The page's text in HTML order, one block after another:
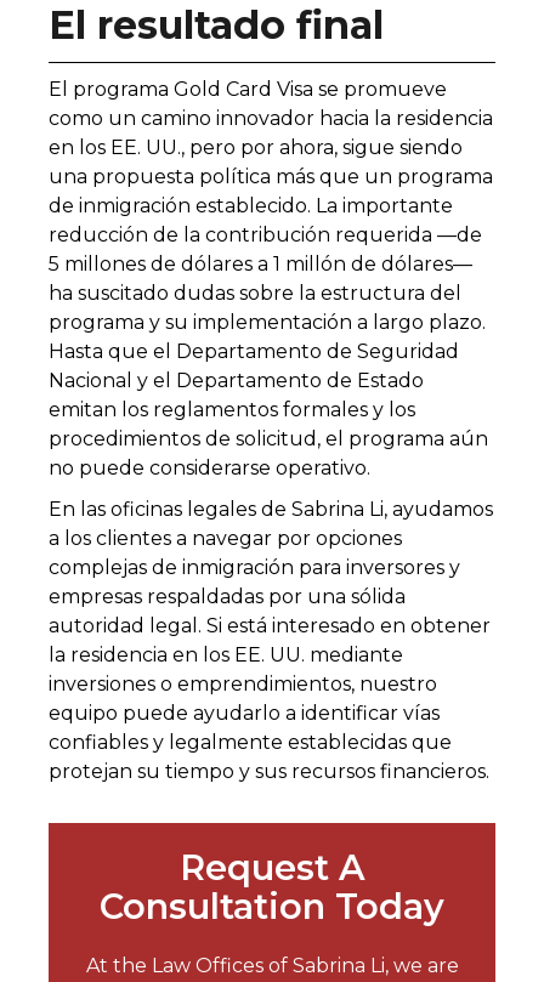
El resultado final
El programa Gold Card Visa se promueve
como un camino innovador hacia la residencia
en los EE. UU., pero por ahora, sigue siendo
una propuesta política más que un programa
de inmigración establecido. La importante
reducción de la contribución requerida —de
5 millones de dólares a 1 millón de dólares—
ha suscitado dudas sobre la estructura del
programa y su implementación a largo plazo.
Hasta que el Departamento de Seguridad
Nacional y el Departamento de Estado
emitan los reglamentos formales y los
procedimientos de solicitud, el programa aún
no puede considerarse operativo.
En las oficinas legales de Sabrina Li, ayudamos
a los clientes a navegar por opciones
complejas de inmigración para inversores y
empresas respaldadas por una sólida
autoridad legal. Si está interesado en obtener
la residencia en los EE. UU. mediante
inversiones o emprendimientos, nuestro
equipo puede ayudarlo a identificar vías
confiables y legalmente establecidas que
protejan su tiempo y sus recursos financieros.
Request A
Consultation Today
At the Law Offices of Sabrina Li, we are